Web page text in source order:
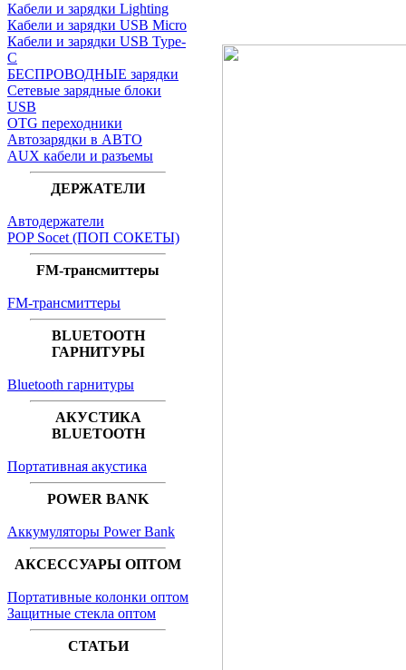
Кабели и зарядки Lighting
Кабели и зарядки USB Micro
Кабели и зарядки USB Type-
C
БЕСПРОВОДНЫЕ зарядки
Сетевые зарядные блоки
USB
OTG переходники
Автозарядки в АВТО
AUX кабели и разъемы
ДЕРЖАТЕЛИ
Автодержатели
POP Socet (ПОП СОКЕТЫ)
FM-трансмиттеры
FM-трансмиттеры
BLUETOOTH
ГАРНИТУРЫ
Bluetooth гарнитуры
АКУСТИКА
BLUETOOTH
Портативная акустика
POWER BANK
Аккумуляторы Power Bank
АКСЕССУАРЫ ОПТОМ
Портативные колонки оптом
Защитные стекла оптом
СТАТЬИ